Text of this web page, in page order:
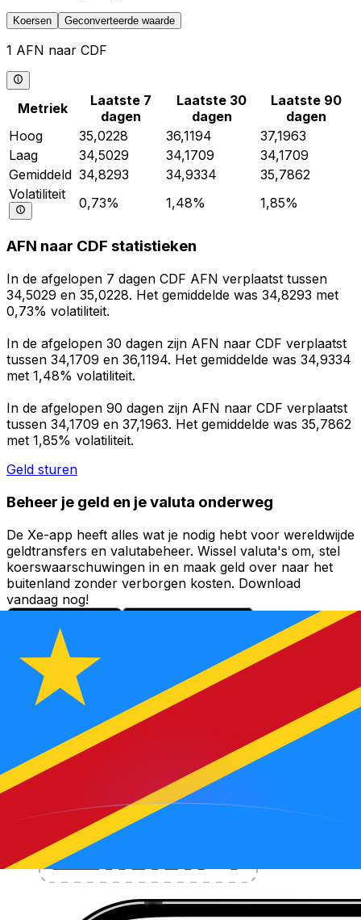
Koersen Geconverteerde waarde
1 AFN naar CDF
Metriek
Laatste 7
dagen
Laatste 30
dagen
Laatste 90
dagen
Hoog
35,0228 36,1194
37,1963
Laag
34,5029 34,1709
34,1709
Gemiddeld 34,8293 34,9334
35,7862
Volatiliteit
0,73% 1,48% 1,85%
AFN naar CDF statistieken
In de afgelopen 7 dagen CDF AFN verplaatst tussen
34,5029 en 35,0228. Het gemiddelde was 34,8293 met
0,73% volatiliteit.
In de afgelopen 30 dagen zijn AFN naar CDF verplaatst
tussen 34,1709 en 36,1194. Het gemiddelde was 34,9334
met 1,48% volatiliteit.
In de afgelopen 90 dagen zijn AFN naar CDF verplaatst
tussen 34,1709 en 37,1963. Het gemiddelde was 35,7862
met 1,85% volatiliteit.
Geld sturen
Beheer je geld en je valuta onderweg
De Xe-app heeft alles wat je nodig hebt voor wereldwijde
geldtransfers en valutabeheer. Wissel valuta's om, stel
koerswaarschuwingen in en maak geld over naar het
buitenland zonder verborgen kosten. Download
vandaag nog!